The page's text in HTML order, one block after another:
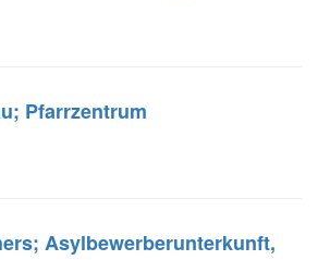
Pfarrzentrum
Asylbewerberunterkunft,